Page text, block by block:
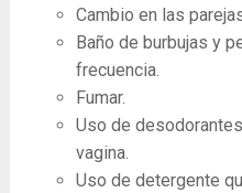
Cambio en las
Baño de burbujas y
frecuencia.
Fumar.
Uso de
vagina.
Uso de detergente